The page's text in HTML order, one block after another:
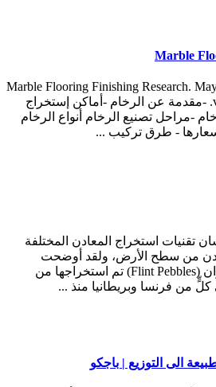
Marble
Marble Flooring Finishing Research.
views. Education. Business. -مقدمة عن الرخام -أماكن إستخراج
-مراحل تصنيع الرخام أنواع الرخام
- طرق تركيب ...
تقنيات استخراج المعادن المختلفة
من سطح الأرض، ولقد أوضحت
الاكتشافات أن حصى الصوان (Flint Pebbles) تم استخراجها من
من فرنسا وبريطانيا منذ ...
الى التوزيع | باجكو